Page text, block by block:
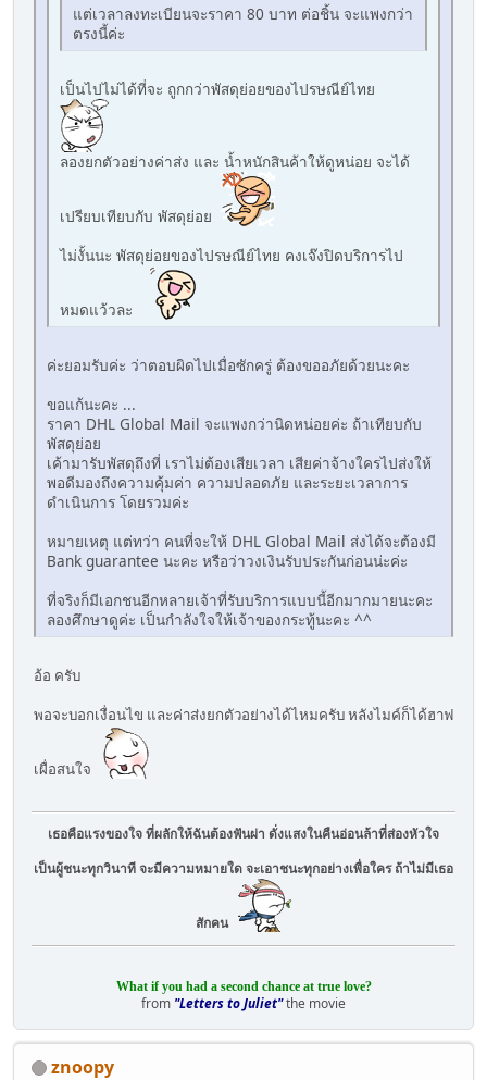
แต่เวลาลงทะเบียนจะราคา 80 บาท ต่อชิ้น จะแพงกว่า
ตรงนี้ค่ะ
เป็นไปไม่ได้ที่จะ ถูกกว่าพัสดุย่อยของไปรษณีย์ไทย
ลองยกตัวอย่างค่าส่ง และ น้ำหนักสินค้าให้ดูหน่อย จะได้
เปรียบเทียบกับ พัสดุย่อย
ไม่งั้นนะ พัสดุย่อยของไปรษณีย์ไทย คงเจ๊งปิดบริการไป
หมดแว้วละ
ค่ะยอมรับค่ะ ว่าตอบผิดไปเมื่อซักครู่ ต้องขออภัยด้วยนะคะ
ขอแก้นะคะ ...
ราคา DHL Global Mail จะแพงกว่านิดหน่อยค่ะ ถ้าเทียบกับ
พัสดุย่อย
เค้ามารับพัสดุถึงที่ เราไม่ต้องเสียเวลา เสียค่าจ้างใครไปส่งให้
พอดีมองถึงความคุ้มค่า ความปลอดภัย และระยะเวลาการ
ดำเนินการ โดยรวมค่ะ
หมายเหตุ แต่ทว่า คนที่จะให้ DHL Global Mail ส่งได้จะต้องมี
Bank guarantee นะคะ หรือว่าวงเงินรับประกันก่อนน่ะค่ะ
ที่จริงก็มีเอกชนอีกหลายเจ้าที่รับบริการแบบนี้อีกมากมายนะคะ
ลองศึกษาดูค่ะ เป็นกำลังใจให้เจ้าของกระทู้นะคะ ^^
อ้อ ครับ
พอจะบอกเงื่อนไข และค่าส่งยกตัวอย่างได้ไหมครับ หลังไมค์ก็ได้ฮาฟ
เผื่อสนใจ
เธอคือแรงของใจ ที่ผลักให้ฉันต้องฟันผ่า ดั่งแสงในคืนอ่อนล้าที่ส่องหัวใจ
เป็นผู้ชนะทุกวินาที จะมีความหมายใด จะเอาชนะทุกอย่างเพื่อใคร ถ้าไม่มีเธอ
สักคน
What if you had a second chance at true love?
from "Letters to Juliet"the movie
znoopy